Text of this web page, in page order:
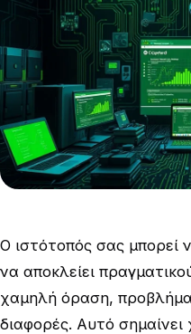
Ο ιστότοπός σας μπορεί
να αποκλείει
χαμηλή όραση,
διαφορές. Αυτό